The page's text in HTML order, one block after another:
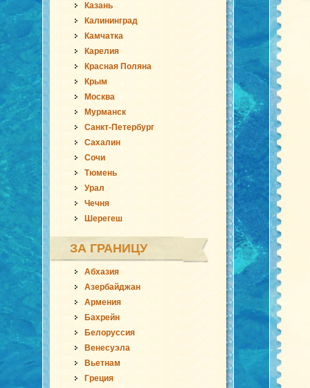
Казань
Калининград
Камчатка
Карелия
Красная Поляна
Крым
Москва
Мурманск
Санкт-Петербург
Сахалин
Сочи
Тюмень
Урал
Чечня
Шерегеш
ЗА ГРАНИЦУ
Абхазия
Азербайджан
Армения
Бахрейн
Белоруссия
Венесуэла
Вьетнам
Греция